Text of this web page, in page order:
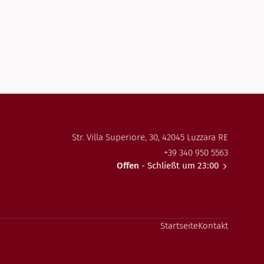
Str. Villa Superiore, 30, 42045 Luzzara RE
+39 340 950 5563
Offen - Schließt um 23:00
StartseiteKontakt